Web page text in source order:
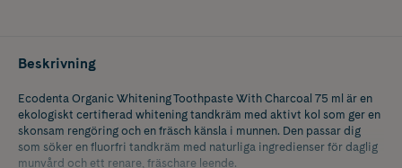
Beskrivning
Ecodenta Organic Whitening Toothpaste With Charcoal 75 ml är en
ekologiskt certifierad whitening tandkräm med aktivt kol som ger en
skonsam rengöring och en fräsch känsla i munnen. Den passar dig
som söker en fluorfri tandkräm med naturliga ingredienser för daglig
munvård och ett renare, fräschare leende.